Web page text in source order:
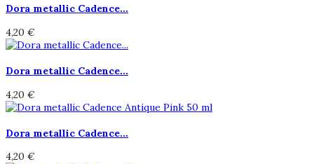
Dora metallic Cadence...
4,20 €
Dora metallic Cadence...
4,20 €
Dora metallic Cadence...
4,20 €